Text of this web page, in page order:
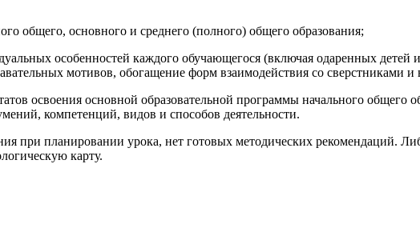
общего, основного и среднего (полного) общего образования;
особенностей каждого обучающегося (включая одаренных детей
мотивов, обогащение форм взаимодействия со сверстниками и
освоения основной образовательной программы начального общего
компетенций, видов и способов деятельности.
планировании урока, нет готовых методических рекомендаций.
карту.